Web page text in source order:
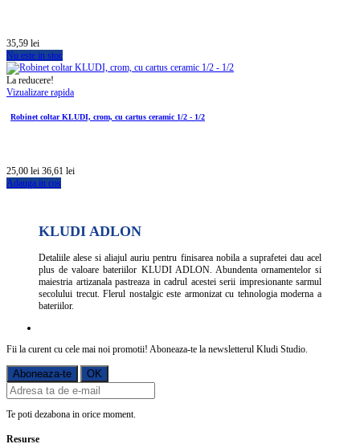
35,59 lei
Nu este in stoc
La reducere!
Vizualizare rapida
Robinet coltar KLUDI, crom, cu cartus ceramic 1/2 - 1/2
25,00 lei 36,61 lei
Adauga in cos
KLUDI ADLON
Detaliile alese si aliajul auriu pentru finisarea nobila a suprafetei dau acel
plus de valoare bateriilor KLUDI ADLON. Abundenta ornamentelor si
maiestria artizanala pastreaza in cadrul acestei serii impresionante sarmul
secolului trecut. Flerul nostalgic este armonizat cu tehnologia moderna a
bateriilor.
Fii la curent cu cele mai noi promotii! Aboneaza-te la newsletterul Kludi Studio.
Te poti dezabona in orice moment.
Resurse